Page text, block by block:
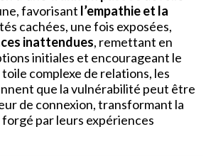
favorisant l’empathie et la
cachées, une fois exposées,
inattendues, remettant en
initiales et encourageant le
complexe de relations, les
que la vulnérabilité peut être
de connexion, transformant la
par leurs expériences